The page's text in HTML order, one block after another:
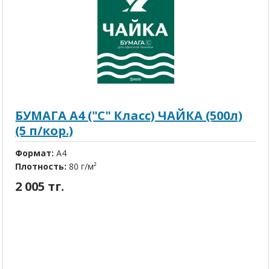
БУМАГА A4 ("C" Класс) ЧАЙКА (500л)
(5 п/кор.)
Формат:А4
Плотность:80 г/м²
2 005 тг.